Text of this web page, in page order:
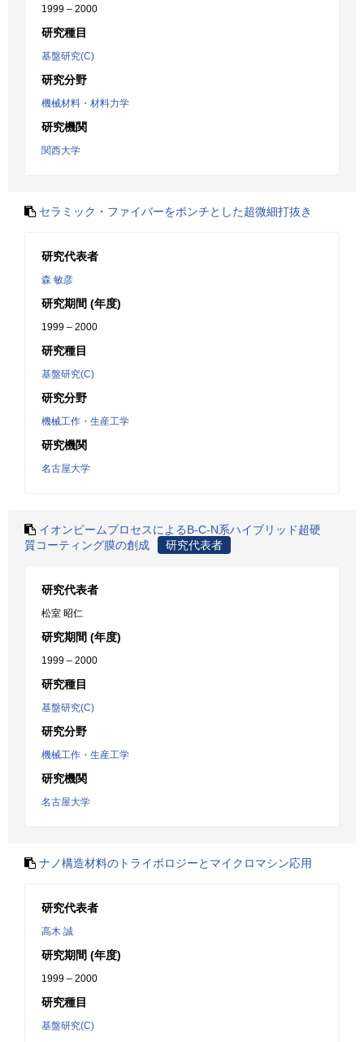
1999 – 2000
研究種目
基盤研究(C)
研究分野
機械材料・材料力学
研究機関
関西大学
セラミック・ファイバーをポンチとした超微細打抜き
研究代表者
森 敏彦
研究期間 (年度)
1999 – 2000
研究種目
基盤研究(C)
研究分野
機械工作・生産工学
研究機関
名古屋大学
イオンビームプロセスによるB-C-N系ハイブリッド超硬
質コーティング膜の創成
研究代表者
研究代表者
松室 昭仁
研究期間 (年度)
1999 – 2000
研究種目
基盤研究(C)
研究分野
機械工作・生産工学
研究機関
名古屋大学
ナノ構造材料のトライボロジーとマイクロマシン応用
研究代表者
高木 誠
研究期間 (年度)
1999 – 2000
研究種目
基盤研究(C)